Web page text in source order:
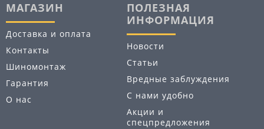
МАГАЗИН
Доставка и оплата
Контакты
Шиномонтаж
Гарантия
О нас
ПОЛЕЗНАЯ
ИНФОРМАЦИЯ
Новости
Статьи
Вредные заблуждения
С нами удобно
Акции и
спецпредложения